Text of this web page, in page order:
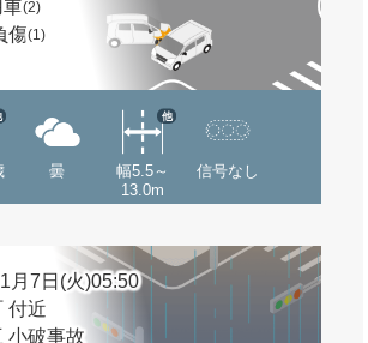
(2)
傷(1)
曇
幅5.5～
13.0m
他
信号なし
月7日(火)05:50
付近
小破事故